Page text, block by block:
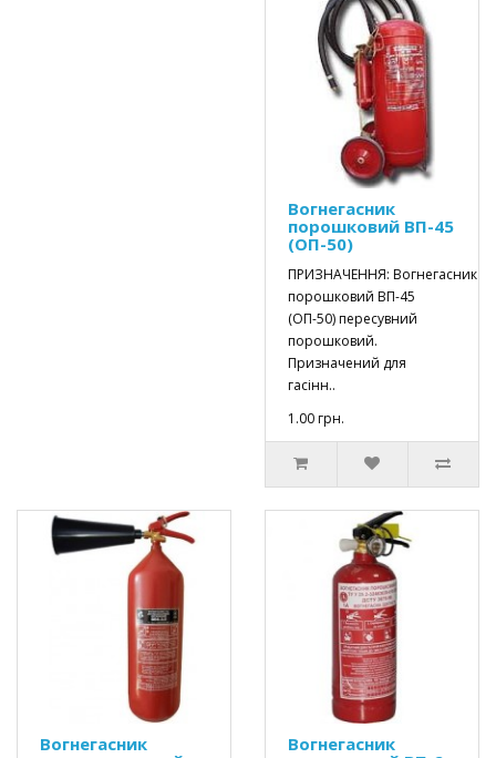
Вогнегасник
порошковий ВП-45
(ОП-50)
ПРИЗНАЧЕННЯ: Вогнегасник
порошковий ВП-45
(ОП-50) пересувний
порошковий.
Призначений для
гасінн..
1.00 грн.
Вогнегасник
Вогнегасник